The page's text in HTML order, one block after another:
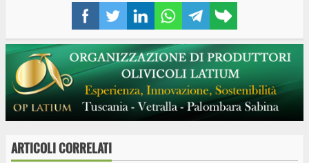
FacebookTwitterLinkedInWhatsAppTelegram
link
ARTICOLI CORRELATI